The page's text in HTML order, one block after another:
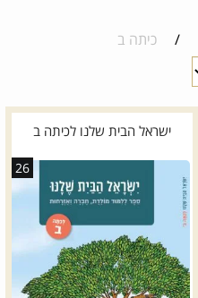
/ כיתה ב
ישראל הבית שלנו לכיתה ב
26